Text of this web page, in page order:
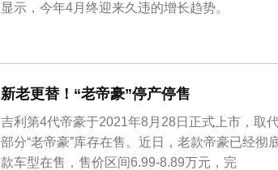
显示，今年4月终迎来久违的增长趋势。
新老更替！“老帝豪”停产停售
吉利第4代帝豪于2021年8月28日正式上市，取
部分“老帝豪”库存在售。近日，老款帝豪已经彻
款车型在售，售价区间6.99-8.89万元，完